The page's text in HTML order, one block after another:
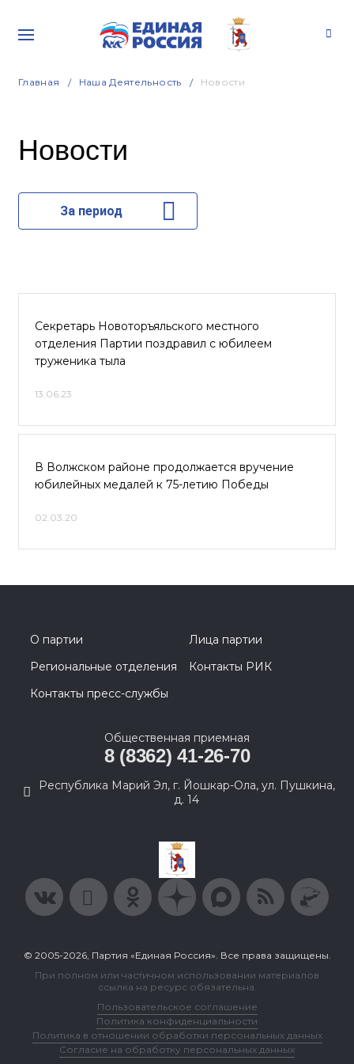
Главная Наша Деятельность Новости
Новости
За период
Секретарь Новоторъяльского местного
отделения Партии поздравил с юбилеем
труженика тыла
13.06.23
В Волжском районе продолжается вручение
юбилейных медалей к 75-летию Победы
02.03.20
О партии
Лица партии
Региональные отделения
Контакты РИК
Контакты пресс-службы
Общественная приемная
8 (8362) 41-26-70
Республика Марий Эл, г. Йошкар-Ола, ул. Пушкина,
д. 14
© 2005-2026, Партия «Единая Россия». Все права защищены.
При полном или частичном использовании материалов
ссылка на ресурс обязательна.
Пользовательское соглашение
Политика конфиденциальности
Политика в отношении обработки персональных данных
Согласие на обработку персональных данных